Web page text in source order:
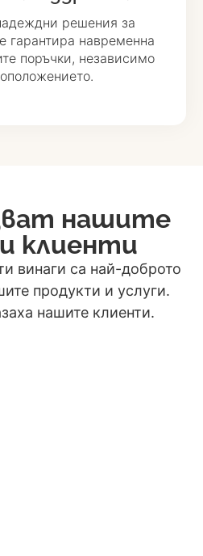
решения за
гарантира навременна
поръчки, независимо
нашите
клиенти
винаги са най-доброто
продукти и услуги.
нашите клиенти.